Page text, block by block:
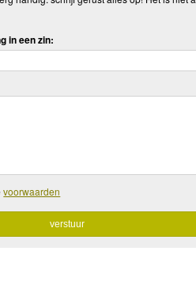
in een zin:
voorwaarden